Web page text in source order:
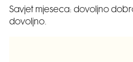
Savjet mjeseca: dovoljno
dovoljno.